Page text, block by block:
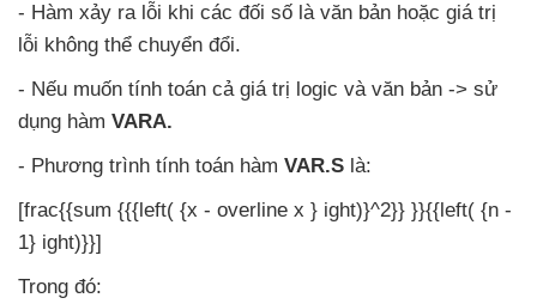
- Hàm xảy ra lỗi khi các đối số là văn bản hoặc giá trị
lỗi không thể chuyển đổi.
- Nếu muốn tính toán cả giá trị logic và văn bản -> sử
dụng hàm VARA.
- Phương trình tính toán hàm VAR.S là:
[frac{{sum {{{left( {x - overline x } ight)}^2}} }}{{left( {n -
1} ight)}}]
Trong đó: